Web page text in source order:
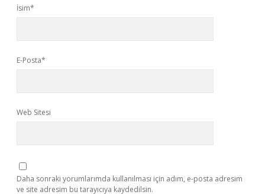
İsim*
E-Posta*
Web Sitesi
Daha sonraki yorumlarımda kullanılması için adım, e-posta adresim
ve site adresim bu tarayıcıya kaydedilsin.